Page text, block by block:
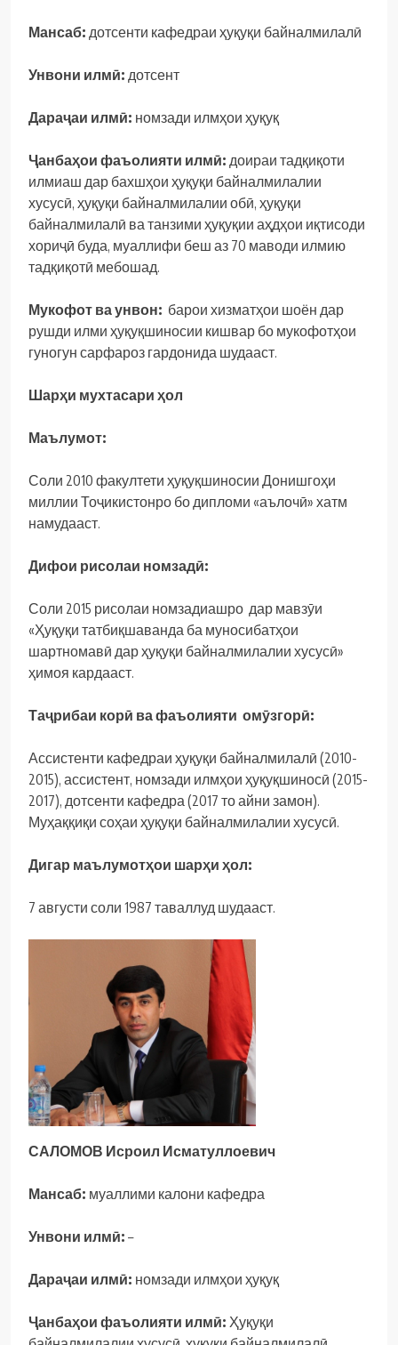
Мансаб: дотсенти кафедраи ҳуқуқи байналмилалӣ
Унвони илмӣ: дотсент
Дараҷаи илмӣ: номзади илмҳои ҳуқуқ
Ҷанбаҳои фаъолияти илмӣ: доираи тадқиқоти
илмиаш дар бахшҳои ҳуқуқи байналмилалии
хусусӣ, ҳуқуқи байналмилалии обӣ, ҳуқуқи
байналмилалӣ ва танзими ҳуқуқии аҳдҳои иқтисоди
хориҷӣ буда, муаллифи беш аз 70 маводи илмию
тадқиқотӣ мебошад.
Мукофот ва унвон: барои хизматҳои шоён дар
рушди илми ҳуқуқшиносии кишвар бо мукофотҳои
гуногун сарфароз гардонида шудааст.
Шарҳи мухтасари ҳол
Маълумот:
Соли 2010 факултети ҳуқуқшиносии Донишгоҳи
миллии Тоҷикистонро бо дипломи «аълочӣ» хатм
намудааст.
Дифои рисолаи номзадӣ:
Соли 2015 рисолаи номзадиашро дар мавзӯи
«Ҳуқуқи татбиқшаванда ба муносибатҳои
шартномавӣ дар ҳуқуқи байналмилалии хусусӣ»
ҳимоя кардааст.
Таҷрибаи корӣ ва фаъолияти омӯзгорӣ:
Ассистенти кафедраи ҳуқуқи байналмилалӣ (2010-
2015), ассистент, номзади илмҳои ҳуқуқшиносӣ (2015-
2017), дотсенти кафедра (2017 то айни замон).
Муҳаққиқи соҳаи ҳуқуқи байналмилалии хусусӣ.
Дигар маълумотҳои шарҳи ҳол:
7 августи соли 1987 таваллуд шудааст.
САЛОМОВ Исроил Исматуллоевич
Мансаб: муаллими калони кафедра
Унвони илмӣ: –
Дараҷаи илмӣ: номзади илмҳои ҳуқуқ
Ҷанбаҳои фаъолияти илмӣ: Ҳуқуқи